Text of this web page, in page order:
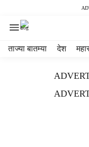
ताज्या बातम्या देश